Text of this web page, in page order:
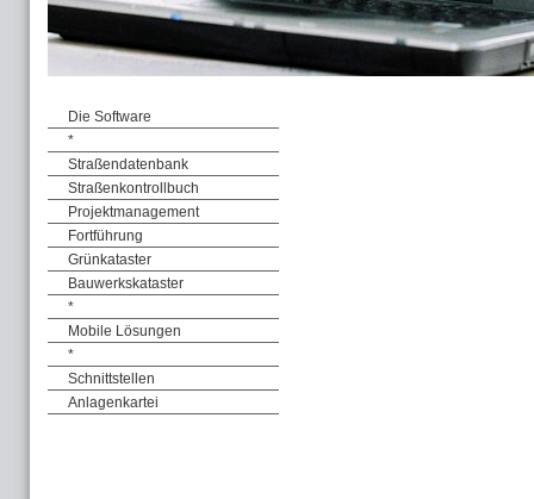
Die Software
*
Straßendatenbank
Straßenkontrollbuch
Projektmanagement
Fortführung
Grünkataster
Bauwerkskataster
*
Mobile Lösungen
*
Schnittstellen
Anlagenkartei